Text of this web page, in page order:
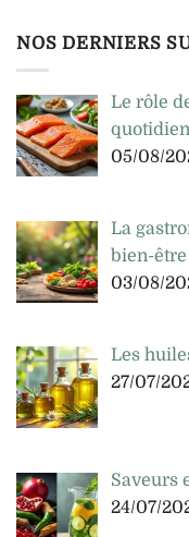
NOS DERNIERS
Le rôle
05/08/
La
bien-être
03/08/
Les
27/07/
Saveurs
24/07/